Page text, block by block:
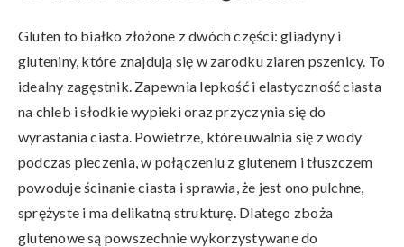
Gluten to białko złożone z dwóch części: gliadyny i
gluteniny, które znajdują się w zarodku ziaren pszenicy. To
idealny zagęstnik. Zapewnia lepkość i elastyczność ciasta
na chleb i słodkie wypieki oraz przyczynia się do
wyrastania ciasta. Powietrze, które uwalnia się z wody
podczas pieczenia, w połączeniu z glutenem i tłuszczem
powoduje ścinanie ciasta i sprawia, że jest ono pulchne,
sprężyste i ma delikatną strukturę. Dlatego zboża
glutenowe są powszechnie wykorzystywane do